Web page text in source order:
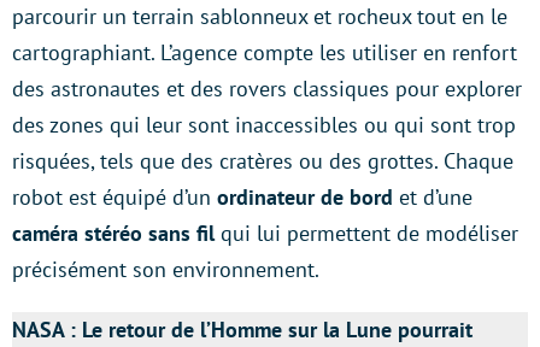
parcourir un terrain sablonneux et rocheux tout en le
cartographiant. L’agence compte les utiliser en renfort
des astronautes et des rovers classiques pour explorer
des zones qui leur sont inaccessibles ou qui sont trop
risquées, tels que des cratères ou des grottes. Chaque
robot est équipé d’un ordinateur de bord et d’une
caméra stéréo sans filqui lui permettent de modéliser
précisément son environnement.
NASA : Le retour de l’Homme sur la Lune pourrait